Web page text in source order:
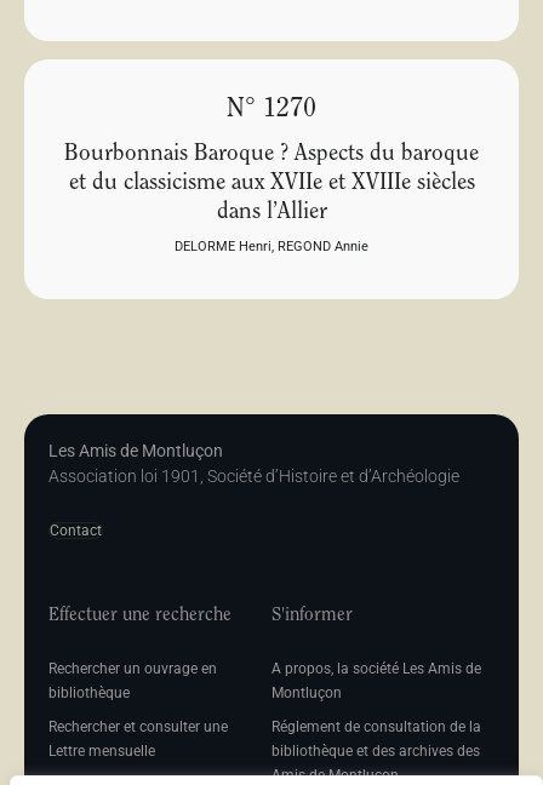
N° 1270
Bourbonnais Baroque ? Aspects du baroque
et du classicisme aux XVIIe et XVIIIe siècles
dans l’Allier
DELORME Henri, REGOND Annie
Les Amis de Montluçon
Association loi 1901, Société d’Histoire et d’Archéologie
Contact
Effectuer une recherche
Rechercher un ouvrage en
bibliothèque
Rechercher et consulter une
Lettre mensuelle
S'informer
A propos, la société Les Amis de
Montluçon
Réglement de consultation de la
bibliothèque et des archives des
Amis de Montluçon